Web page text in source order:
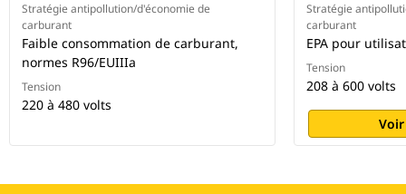
Stratégie antipollution/d'économie de
carburant
Faible consommation de carburant,
normes R96/EUIIIa
Tension
220 à 480 volts
Stratégie
carburant
EPA pour
Tension
208 à 600 volts